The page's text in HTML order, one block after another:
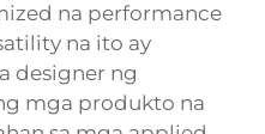
na performance
na ito ay
designer ng
mga produkto na